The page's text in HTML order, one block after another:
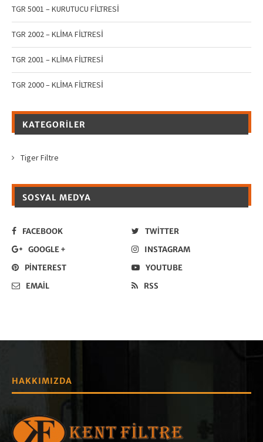
TGR 5001 – KURUTUCU FİLTRESİ
TGR 2002 – KLİMA FİLTRESİ
TGR 2001 – KLİMA FİLTRESİ
TGR 2000 – KLİMA FİLTRESİ
KATEGORILER
Tiger Filtre
SOSYAL MEDYA
FACEBOOK
TWITTER
GOOGLE +
INSTAGRAM
PINTEREST
YOUTUBE
EMAIL
RSS
HAKKIMIZDA